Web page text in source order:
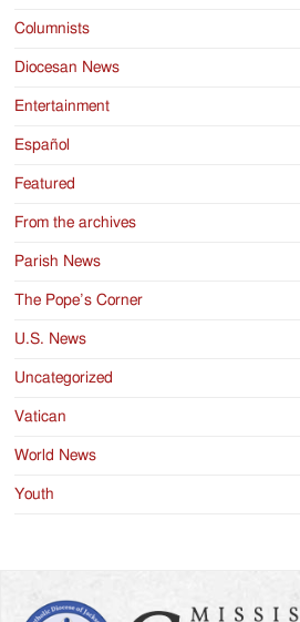
Columnists
Diocesan News
Entertainment
Español
Featured
From the archives
Parish News
The Pope’s Corner
U.S. News
Uncategorized
Vatican
World News
Youth